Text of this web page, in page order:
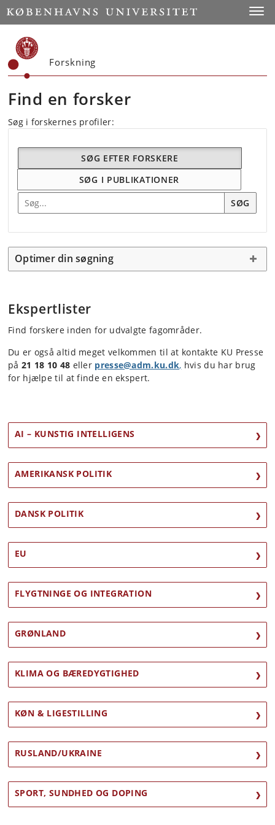
Start
Forskning
Find en forsker
Søg i forskernes profiler:
SØG EFTER FORSKERE
SØG I PUBLIKATIONER
Søg efter forskning
SØG
Optimer din søgning
Ekspertlister
Find forskere inden for udvalgte fagområder.
Du er også altid meget velkommen til at kontakte KU Presse
på 21 18 10 48 eller presse@adm.ku.dk, hvis du har brug
for hjælpe til at finde en ekspert.
AI – KUNSTIG INTELLIGENS
AMERIKANSK POLITIK
DANSK POLITIK
EU
FLYGTNINGE OG INTEGRATION
GRØNLAND
KLIMA OG BÆREDYGTIGHED
KØN & LIGESTILLING
RUSLAND/UKRAINE
SPORT, SUNDHED OG DOPING